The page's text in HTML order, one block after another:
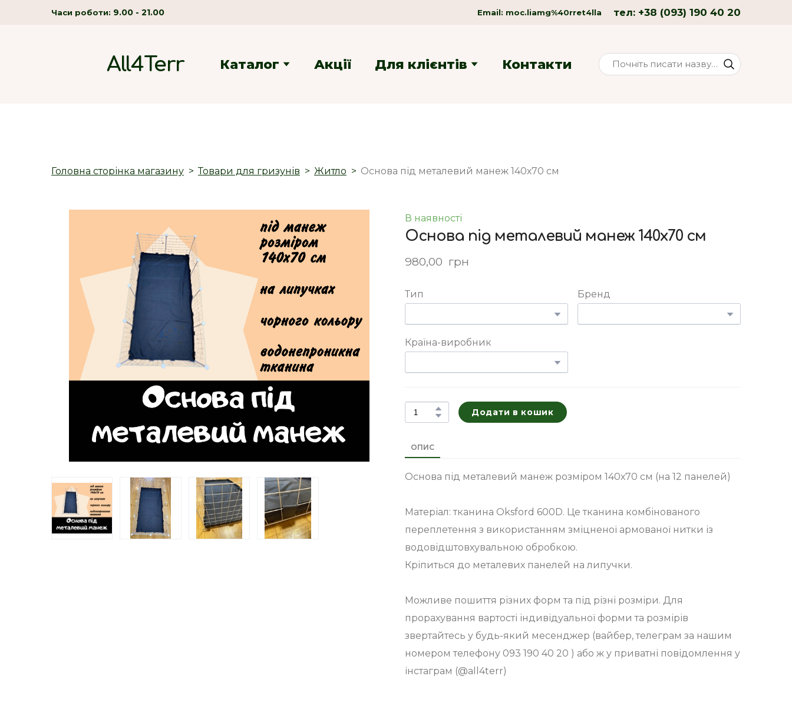
Часи роботи: 9.00 - 21.00 Email: moc.liamg%40rret4lla тел: +38 (093) 190 40 20
All4Terr Каталог Акції Для клієнтів Контакти
Головна сторінка магазину Товари для гризунів Житло Основа під металевий манеж 140х70 см
В наявності
Основа під металевий манеж 140х70 см
980,00  грн
Тип Бренд
Країна-виробник
Додати в кошик
ОПИС
Основа під металевий манеж розміром 140х70 см (на 12 панелей)
Матеріал: тканина Oksford 600D. Це тканина комбінованого
переплетення з використанням зміцненої армованої нитки із
водовідштовхувальною обробкою.
Кріпиться до металевих панелей на липучки.
Можливе пошиття різних форм та під різні розміри. Для
прорахування вартості індивідуальної форми та розмірів
звертайтесь у будь-який месенджер (вайбер, телеграм за нашим
номером телефону 093 190 40 20 ) або ж у приватні повідомлення у
інстаграм (@all4terr)